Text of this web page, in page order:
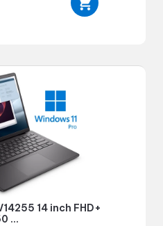
14 inch FHD+
...